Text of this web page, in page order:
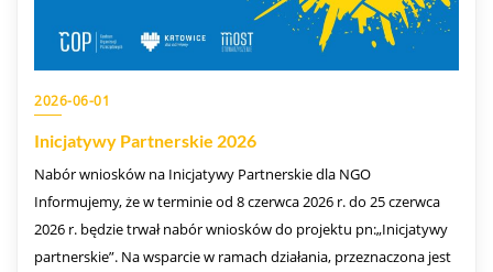
2026-06-01
Inicjatywy Partnerskie 2026
Nabór wniosków na Inicjatywy Partnerskie dla NGO
Informujemy, że w terminie od 8 czerwca 2026 r. do 25 czerwca
2026 r. będzie trwał nabór wniosków do projektu pn:„Inicjatywy
partnerskie”. Na wsparcie w ramach działania, przeznaczona jest